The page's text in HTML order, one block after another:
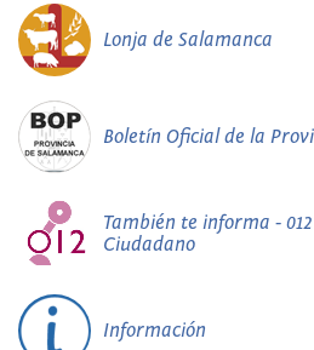
Lonja de Salamanca
Boletín Oficial de la
También te informa -
Ciudadano
Información